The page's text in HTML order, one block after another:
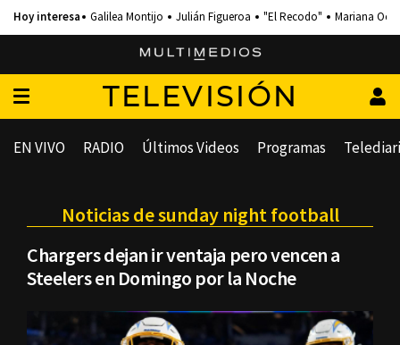
Galilea Montijo Julián Figueroa "El Recodo" Mariana
TELEVISIÓN
EN VIVO RADIO Últimos Videos Programas
Noticias de sunday night football
Chargers dejan ir ventaja pero vencen a
Steelers en Domingo por la Noche